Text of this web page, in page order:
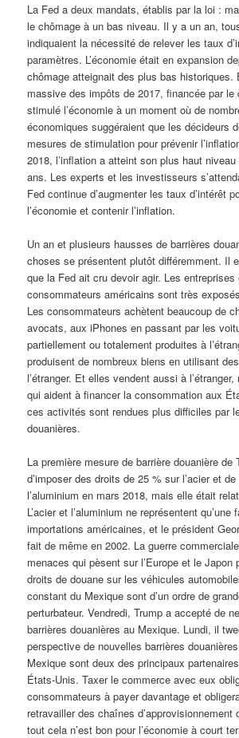
La Fed a deux mandats, établis par la loi :
le chômage à un bas niveau. Il y a un an,
indiquaient la nécessité de relever les taux
paramètres. L’économie était en expansion
chômage atteignait des plus bas historiques.
massive des impôts de 2017, financée par
stimulé l’économie à un moment où de
économiques suggéraient que les décideurs
mesures de stimulation pour prévenir
2018, l’inflation a atteint son plus haut
ans. Les experts et les investisseurs
Fed continue d’augmenter les taux d’intérêt
l’économie et contenir l’inflation.
Un an et plusieurs hausses de barrières
choses se présentent plutôt différemment. Il
que la Fed ait cru devoir agir. Les entreprises
consommateurs américains sont très
Les consommateurs achètent beaucoup de
avocats, aux iPhones en passant par les
partiellement ou totalement produites à
produisent de nombreux biens en utilisant
l’étranger. Et elles vendent aussi à
qui aident à financer la consommation aux
ces activités sont rendues plus difficiles par
douanières.
La première mesure de barrière douanière de
d’imposer des droits de 25 % sur l’acier et
l’aluminium en mars 2018, mais elle était
L’acier et l’aluminium ne représentent qu’une
importations américaines, et le président
fait de même en 2002. La guerre
menaces qui pèsent sur l’Europe et le Japon
droits de douane sur les véhicules
constant du Mexique sont d’un ordre de
perturbateur. Vendredi, Trump a accepté de
barrières douanières au Mexique. Lundi, il
perspective de nouvelles barrières
Mexique sont deux des principaux
États-Unis. Taxer le commerce avec eux
consommateurs à payer davantage et
retravailler des chaînes d’approvisionnement
tout cela n’est bon pour l’économie à court